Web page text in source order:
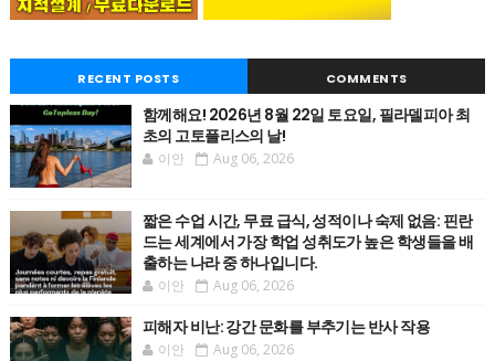
RECENT POSTS COMMENTS
함께해요! 2026년 8월 22일 토요일, 필라델피아 최
초의 고토플리스의 날!
이안 Aug 06, 2026
짧은 수업 시간, 무료 급식, 성적이나 숙제 없음: 핀란
드는 세계에서 가장 학업 성취도가 높은 학생들을 배
출하는 나라 중 하나입니다.
이안 Aug 06, 2026
피해자 비난: 강간 문화를 부추기는 반사 작용
이안 Aug 06, 2026